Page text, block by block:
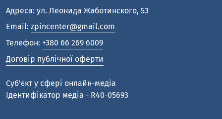
Адреса: ул. Леонида Жаботинского, 53
Email: zpincenter@gmail.com
Телефон: +380 66 269 6009
Договір публічної оферти
Cуб'єкт у сфері онлайн-медіа
Ідентифікатор медіа - R40-05693